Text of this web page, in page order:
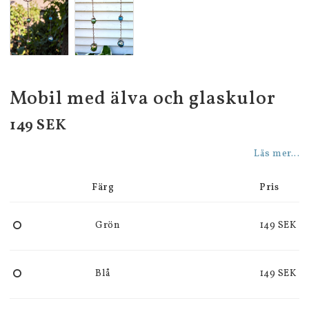
Mobil med älva och glaskulor
149 SEK
Läs mer...
Färg Pris
Grön 149 SEK
Blå 149 SEK